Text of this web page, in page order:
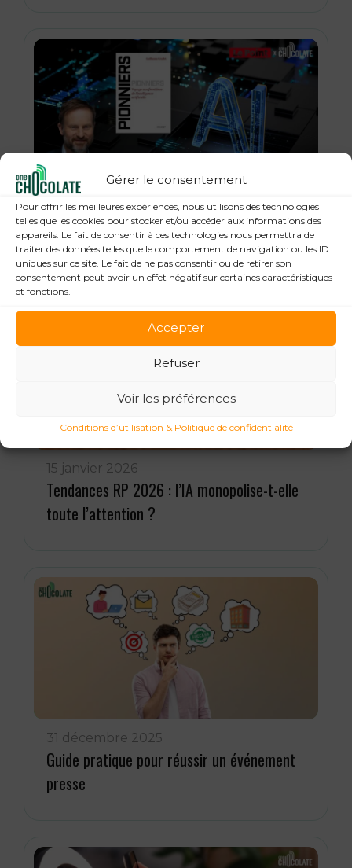
Gérer le consentement
Pour offrir les meilleures expériences, nous utilisons des technologies
telles que les cookies pour stocker et/ou accéder aux informations des
appareils. Le fait de consentir à ces technologies nous permettra de
traiter des données telles que le comportement de navigation ou les ID
uniques sur ce site. Le fait de ne pas consentir ou de retirer son
consentement peut avoir un effet négatif sur certaines caractéristiques
et fonctions.
Accepter
Refuser
Voir les préférences
Conditions d’utilisation & Politique de confidentialité
21 janvier 2026
« Pionniers », anatomie des leaders de la
Tech : Guillaume Grallet, Le Point
15 janvier 2026
Tendances RP 2026 : l’IA monopolise-t-elle
toute l’attention ?
31 décembre 2025
Guide pratique pour réussir un événement
presse